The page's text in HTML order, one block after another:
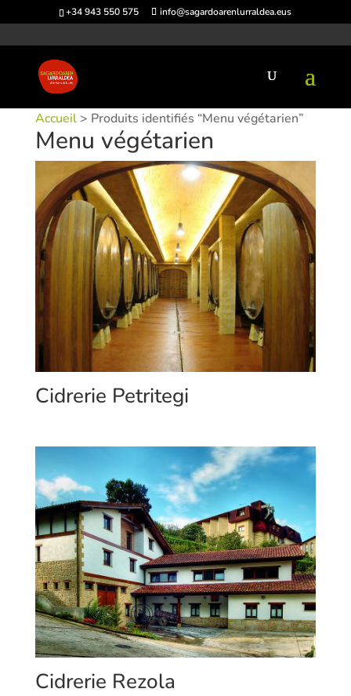
+34 943 550 575 info@sagardoarenlurraldea.eus
Accueil> Produits identifiés “Menu végétarien”
Menu végétarien
Cidrerie Petritegi
Cidrerie Rezola